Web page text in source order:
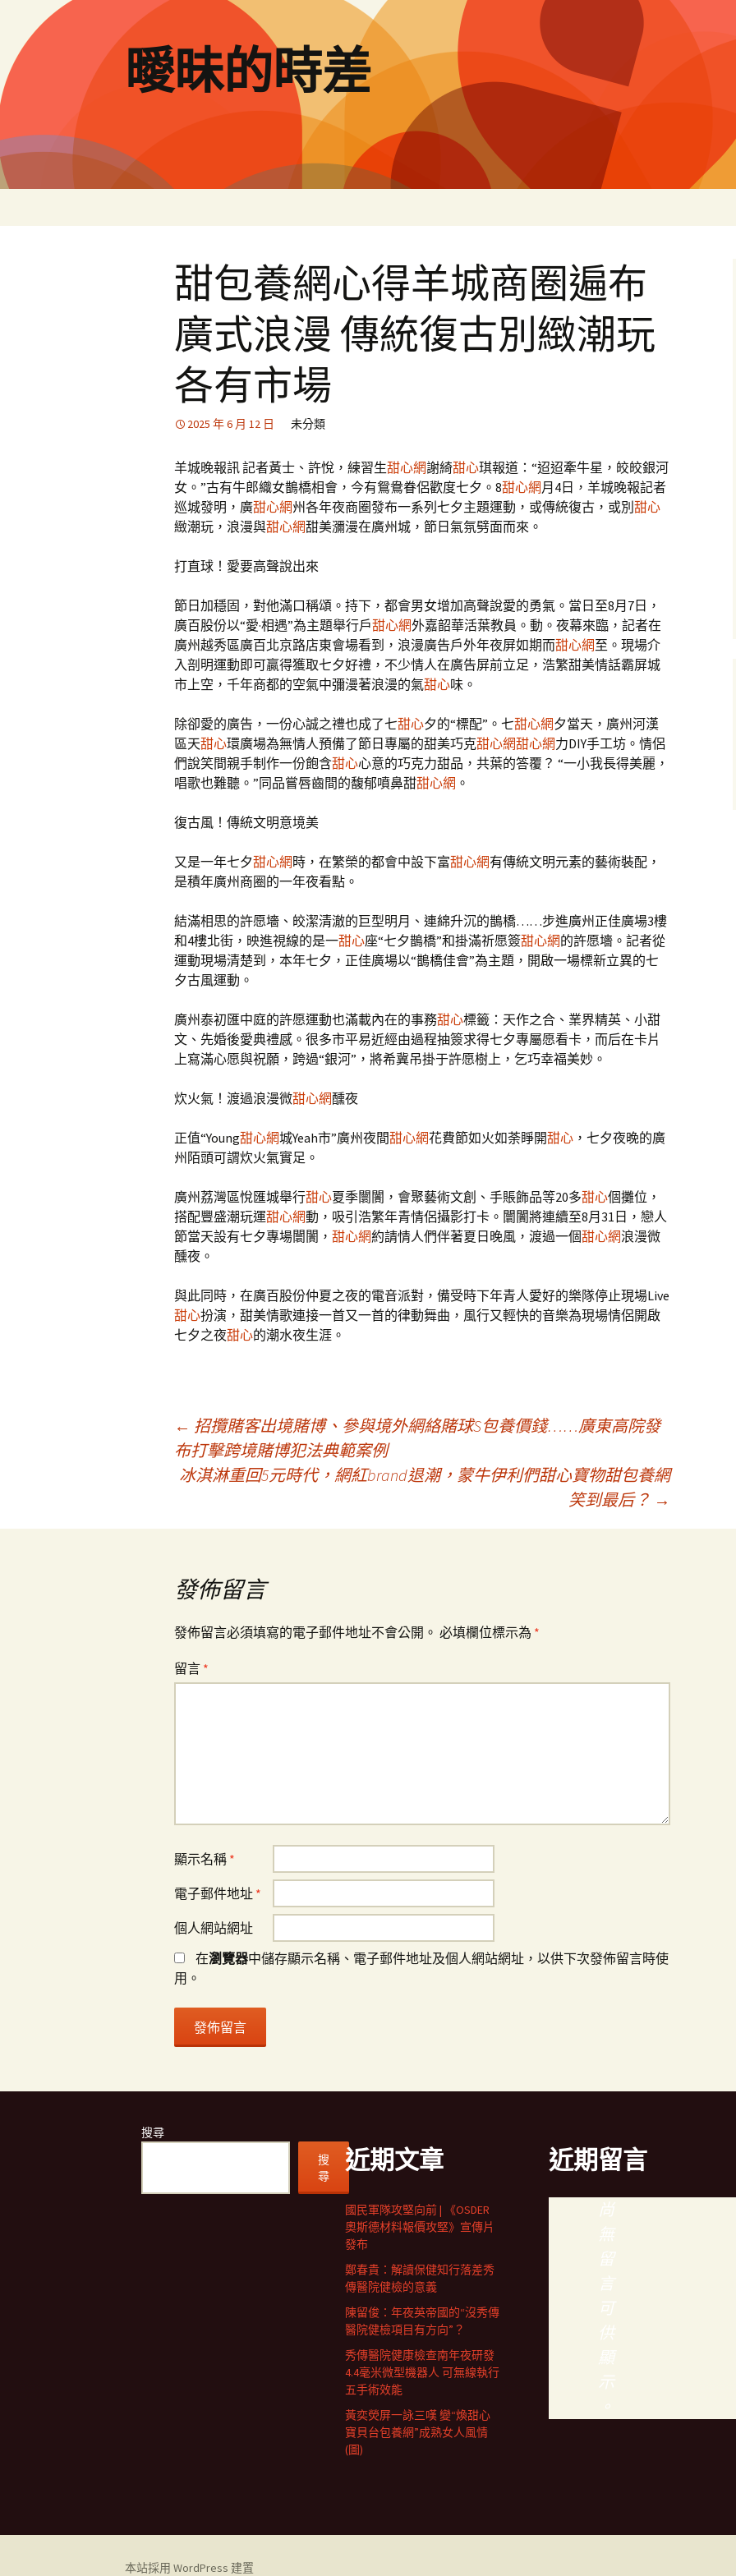
要
內
容
曖昧的時差
甜包養網心得羊城商圈遍布
廣式浪漫 傳統復古別緻潮玩
各有市場
2025 年 6 月 12 日 未分類
羊城晚報訊 記者黃士、許悅，練習生甜心網謝綺甜心琪報道：“迢迢牽牛星，皎皎銀河
女。”古有牛郎織女鵲橋相會，今有鴛鴦眷侶歡度七夕。8甜心網月4日，羊城晚報記者
巡城發明，廣甜心網州各年夜商圈發布一系列七夕主題運動，或傳統復古，或別 甜心
緻潮玩，浪漫與甜心網甜美瀰漫在廣州城，節日氣氛劈面而來。
打直球！愛要高聲說出來
節日加穩固，對他滿口稱頌。持下，都會男女增加高聲說愛的勇氣。當日至8月7日，
廣百股份以“愛·相遇”為主題舉行戶甜心網外嘉韶華活葉教員。動。夜幕來臨，記者在
廣州越秀區廣百北京路店東會場看到，浪漫廣告戶外年夜屏如期而甜心網至。現場介
入剖明運動即可贏得獲取七夕好禮，不少情人在廣告屏前立足，浩繁甜美情話霸屏城
市上空，千年商都的空氣中彌漫著浪漫的氣甜心味。
除卻愛的廣告，一份心誠之禮也成了七甜心夕的“標配”。七甜心網夕當天，廣州河漢
區天甜心環廣場為無情人預備了節日專屬的甜美巧克甜心網甜心網力DIY手工坊。情侶
們說笑間親手制作一份飽含甜心心意的巧克力甜品，共葉的答覆？ “一小我長得美麗，
唱歌也難聽。”同品嘗唇齒間的馥郁噴鼻甜甜心網 。
復古風！傳統文明意境美
又是一年七夕甜心網 時，在繁榮的都會中設下富甜心網有傳統文明元素的藝術裝配，
是積年廣州商圈的一年夜看點。
結滿相思的許愿墻、皎潔清澈的巨型明月、連綿升沉的鵲橋……步進廣州正佳廣場3樓
和4樓北街，映進視線的是一甜心座“七夕鵲橋”和掛滿祈愿簽甜心網的許愿墻。記者從
運動現場清楚到，本年七夕，正佳廣場以“鵲橋佳會”為主題，開啟一場標新立異的七
夕古風運動。
廣州泰初匯中庭的許愿運動也滿載內在的事務甜心標籤：天作之合、業界精英、小甜
文、先婚後愛典禮感。很多市平易近經由過程抽簽求得七夕專屬愿看卡，而后在卡片
上寫滿心愿與祝願，跨過“銀河”，將希冀吊掛于許愿樹上，乞巧幸福美妙。
炊火氣！渡過浪漫微甜心網醺夜
正值“Young甜心網城Yeah市”廣州夜間甜心網花費節如火如荼睜開甜心 ，七夕夜晚的廣
州陌頭可謂炊火氣實足。
廣州荔灣區悅匯城舉行甜心夏季闤闠，會聚藝術文創、手賬飾品等20多甜心個攤位，
搭配豐盛潮玩運甜心網動，吸引浩繁年青情侶攝影打卡。闤闠將連續至8月31日，戀人
節當天設有七夕專場闤闠， 甜心網約請情人們伴著夏日晚風，渡過一個甜心網浪漫微
醺夜。
與此同時，在廣百股份仲夏之夜的電音派對，備受時下年青人愛好的樂隊停止現場Live
甜心扮演，甜美情歌連接一首又一首的律動舞曲，風行又輕快的音樂為現場情侶開啟
七夕之夜甜心的潮水夜生涯。
導
← 招攬賭客出境賭博、參與境外網絡賭球S包養價錢……廣東高院發
布打擊跨境賭博犯法典範案例
冰淇淋重回5元時代，網紅brand退潮，蒙牛伊利們甜心寶物甜包養網
笑到最后？ →
發佈留言
發佈留言必須填寫的電子郵件地址不會公開。 必填欄位標示為 *
留言 *
顯示名稱 *
電子郵件地址 *
個人網站網址
在瀏覽器中儲存顯示名稱、電子郵件地址及個人網站網址，以供下次發佈留言時使
用。
搜尋
搜
尋
近期文章
國民軍隊攻堅向前 | 《OSDER
奧斯德材料報價攻堅》宣傳片
發布
鄭春貴：解讀保健知行落差秀
傳醫院健檢的意義
陳留俊：年夜英帝國的“沒秀傳
醫院健檢項目有方向”？
秀傳醫院健康檢查南年夜研發
4.4毫米微型機器人 可無線執行
五手術效能
黃奕熒屏一詠三嘆 變“煥甜心
寶貝台包養網”成熟女人風情
(圖)
近期留言
尚
無
留
言
可
供
顯
示
。
本站採用 WordPress 建置